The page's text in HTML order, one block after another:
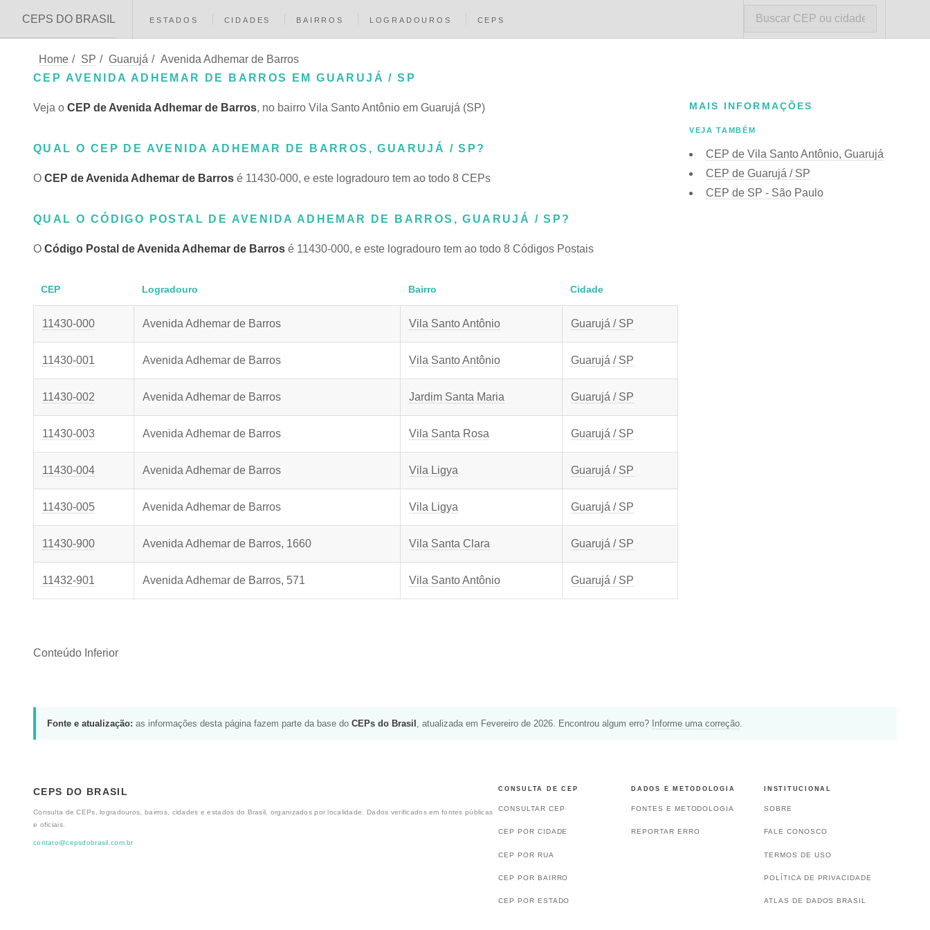
CEPS DO BRASIL ESTADOS CIDADES BAIRROS LOGRADOUROS CEPS
Home / SP / Guarujá / Avenida Adhemar de Barros
CEP AVENIDA ADHEMAR DE BARROS EM GUARUJÁ / SP
Veja o CEP de Avenida Adhemar de Barros, no bairro Vila Santo Antônio em Guarujá (SP)
QUAL O CEP DE AVENIDA ADHEMAR DE BARROS, GUARUJÁ / SP?
O CEP de Avenida Adhemar de Barros é 11430-000, e este logradouro tem ao todo 8 CEPs
QUAL O CÓDIGO POSTAL DE AVENIDA ADHEMAR DE BARROS, GUARUJÁ / SP?
O Código Postal de Avenida Adhemar de Barros é 11430-000, e este logradouro tem ao todo 8 Códigos Postais
CEP Logradouro Bairro Cidade
11430-000 Avenida Adhemar de Barros Vila Santo Antônio Guarujá / SP
11430-001 Avenida Adhemar de Barros Vila Santo Antônio Guarujá / SP
11430-002 Avenida Adhemar de Barros Jardim Santa Maria Guarujá / SP
11430-003 Avenida Adhemar de Barros Vila Santa Rosa Guarujá / SP
11430-004 Avenida Adhemar de Barros Vila Ligya Guarujá / SP
11430-005 Avenida Adhemar de Barros Vila Ligya Guarujá / SP
11430-900 Avenida Adhemar de Barros, 1660 Vila Santa Clara Guarujá / SP
11432-901 Avenida Adhemar de Barros, 571 Vila Santo Antônio Guarujá / SP
Conteúdo Inferior
MAIS INFORMAÇÕES
VEJA TAMBÉM
CEP de Vila Santo Antônio, Guarujá
CEP de Guarujá / SP
CEP de SP - São Paulo
Fonte e atualização: as informações desta página fazem parte da base do CEPs do Brasil , atualizada em Fevereiro de 2026. Encontrou algum erro? Informe uma correção
CEPS DO BRASIL
Consulta de CEPs, logradouros, bairros, cidades e estados do Brasil, organizados por localidade. Dados verificados em fontes públicas
e oficiais.
contato@cepsdobrasil.com.br
CONSULTA DE CEP
CONSULTAR CEP
CEP POR CIDADE
CEP POR RUA
CEP POR BAIRRO
CEP POR ESTADO
DADOS E METODOLOGIA
FONTES E METODOLOGIA
REPORTAR ERRO
INSTITUCIONAL
SOBRE
FALE CONOSCO
TERMOS DE USO
POLÍTICA DE PRIVACIDADE
ATLAS DE DADOS BRASIL